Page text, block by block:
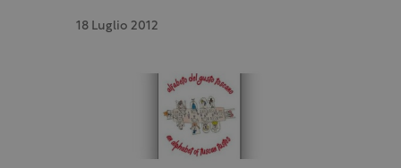
18 Luglio 2012